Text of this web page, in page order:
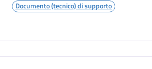
Documento (tecnico) di supporto